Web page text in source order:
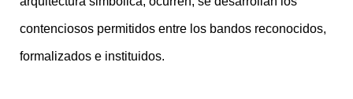
contenciosos permitidos entre los bandos reconocidos,
formalizados e instituidos.